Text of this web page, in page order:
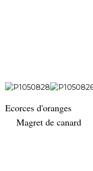
Ecorces
Magret de